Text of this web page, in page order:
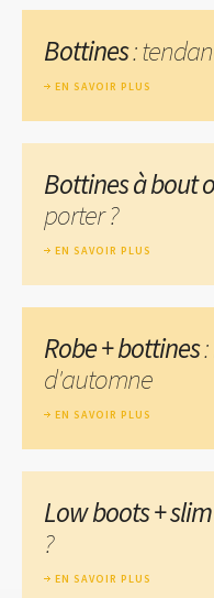
Bottines:
EN SAVOIR PLUS
Bottines à bout
porter ?
EN SAVOIR PLUS
Robe + bottines:
d'automne
EN SAVOIR PLUS
Low boots + slim
?
EN SAVOIR PLUS